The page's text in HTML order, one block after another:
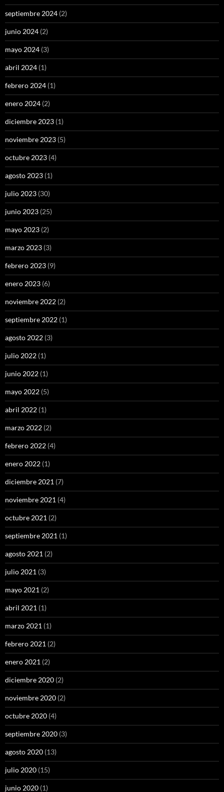
septiembre 2024 (2)
junio 2024 (2)
mayo 2024 (3)
abril 2024 (1)
febrero 2024 (1)
enero 2024 (2)
diciembre 2023 (1)
noviembre 2023 (5)
octubre 2023 (4)
agosto 2023 (1)
julio 2023 (30)
junio 2023 (25)
mayo 2023 (2)
marzo 2023 (3)
febrero 2023 (9)
enero 2023 (6)
noviembre 2022 (2)
septiembre 2022 (1)
agosto 2022 (3)
julio 2022 (1)
junio 2022 (1)
mayo 2022 (5)
abril 2022 (1)
marzo 2022 (2)
febrero 2022 (4)
enero 2022 (1)
diciembre 2021 (7)
noviembre 2021 (4)
octubre 2021 (2)
septiembre 2021 (1)
agosto 2021 (2)
julio 2021 (3)
mayo 2021 (2)
abril 2021 (1)
marzo 2021 (1)
febrero 2021 (2)
enero 2021 (2)
diciembre 2020 (2)
noviembre 2020 (2)
octubre 2020 (4)
septiembre 2020 (3)
agosto 2020 (13)
julio 2020 (15)
junio 2020 (1)